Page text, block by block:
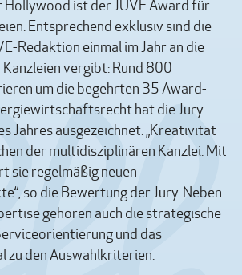
Hollywood ist der JUVE Award für
Entsprechend exklusiv sind die
Redaktion einmal im Jahr an die
vergibt: Rund 800
um die begehrten 35 Award-
hat die Jury
Jahres ausgezeichnet. „Kreativität
der multidisziplinären Kanzlei. Mit
sie regelmäßig neuen
so die Bewertung der Jury. Neben
gehören auch die strategische
und das
zu den Auswahlkriterien.